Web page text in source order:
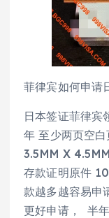
菲律宾如何申请
日本签证菲律
年 至少两页空
3.5MM X
存款证明原件
款越多越容易申
更好申请， 半